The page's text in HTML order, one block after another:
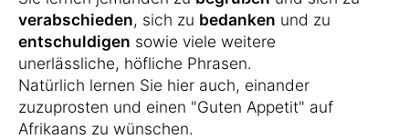
verabschieden, sich zu bedanken und zu
entschuldigen sowie viele weitere
unerlässliche, höfliche Phrasen.
Natürlich lernen Sie hier auch, einander
zuzuprosten und einen "Guten Appetit" auf
Afrikaans zu wünschen.